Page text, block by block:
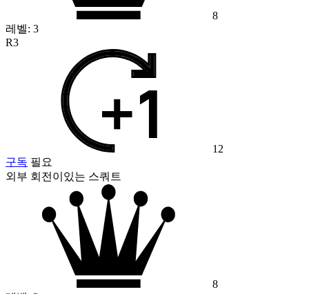
8
레벨: 3
R3
12
구독 필요
외부 회전이있는 스쿼트
8